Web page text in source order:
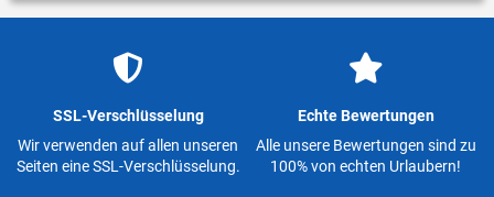
SSL-Verschlüsselung
Wir verwenden auf allen unseren
Seiten eine SSL-Verschlüsselung.
Echte Bewertungen
Alle unsere Bewertungen sind zu
100% von echten Urlaubern!